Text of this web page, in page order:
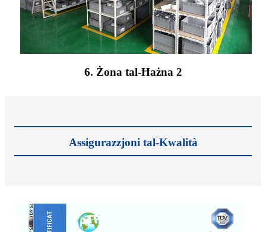
6. Żona tal-Ħażna 2
Assigurazzjoni tal-Kwalità